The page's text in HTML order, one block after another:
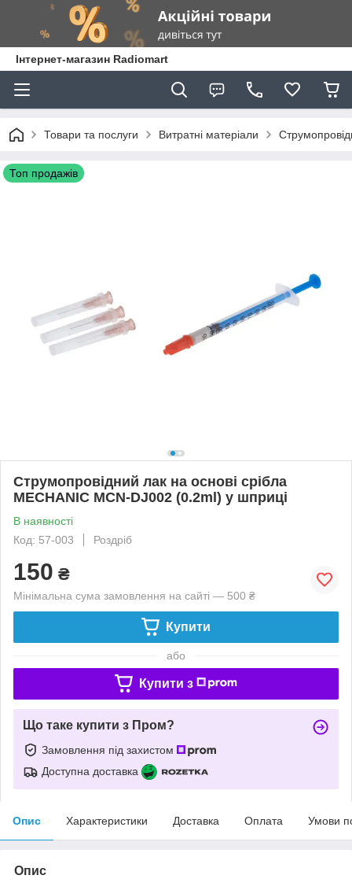
Інтернет-магазин Radiomart
Товари та послуги Витратні матеріали
Топ продажів
Струмопровідний лак на основі срібла
MECHANIC MCN-DJ002 (0.2ml) у шприці
В наявності
Код: 57-003
Роздріб
150 ₴
Мінімальна сума замовлення на сайті — 500 ₴
Купити
або
Купити з
Що таке купити з Пром?
Замовлення під захистом
Доступна доставка
Опис Характеристики Доставка Оплата Умови
Опис